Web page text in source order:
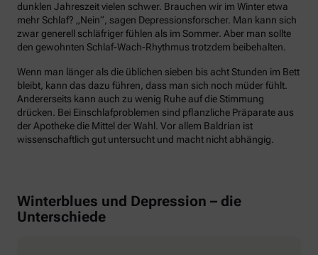
dunklen Jahreszeit vielen schwer. Brauchen wir im Winter etwa
mehr Schlaf? „Nein“, sagen Depressionsforscher. Man kann sich
zwar generell schläfriger fühlen als im Sommer. Aber man sollte
den gewohnten Schlaf-Wach-Rhythmus trotzdem beibehalten.
Wenn man länger als die üblichen sieben bis acht Stunden im Bett
bleibt, kann das dazu führen, dass man sich noch müder fühlt.
Andererseits kann auch zu wenig Ruhe auf die Stimmung
drücken. Bei Einschlafproblemen sind pflanzliche Präparate aus
der Apotheke die Mittel der Wahl. Vor allem Baldrian ist
wissenschaftlich gut untersucht und macht nicht abhängig.
Winterblues und Depression – die
Unterschiede